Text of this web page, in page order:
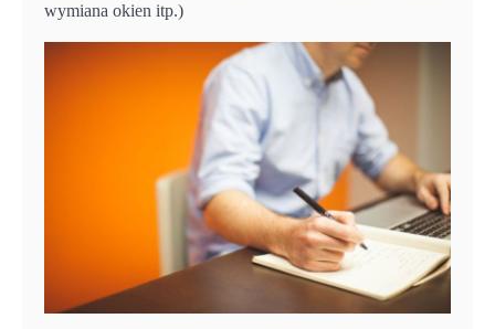
wymiana okien itp.)